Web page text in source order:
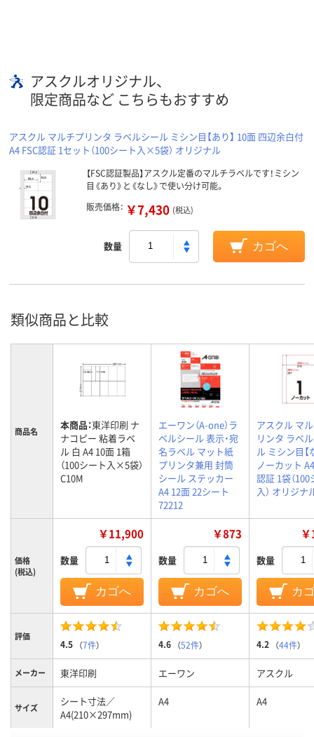
アスクルオリジナル、
限定商品など こちらもおすすめ
アスクル マルチプリンタ ラベルシール ミシン目【あり】 10面 四辺余白付
A4 FSC認証 1セット（100シート入×5袋） オリジナル
【FSC認証製品】アスクル定番のマルチラベルです！ミシン
目《あり》と《なし》で使い分け可能。
販売価格： ￥7,430 (税込)
数量 カゴへ
類似商品と比較
商品名 本商品：東洋印刷 ナ
ナコピー 粘着ラベ
ル 白 A4 10面 1箱
（100シート入×5袋）
C10M
エーワン（A-one）ラ
ベルシール 表示・宛
名ラベル マット紙
プリンタ兼用 封筒
シール ステッカー
A4 12面 22シート
72212
アスクル マ
リンタ ラベ
ル ミシン目【
ノーカット
認証 1袋（
入） オリジナ
価格
(税込)
￥11,900
数量
カゴへ
￥873
数量
カゴへ
数量
カ
評価
4.5 （7件） 4.6 （52件） 4.2 （44件）
メーカー 東洋印刷 エーワン アスクル
サイズ
シート寸法／
A4(210×297mm)
A4 A4